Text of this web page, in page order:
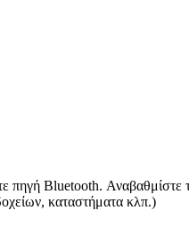
πηγή Bluetooth. Αναβαθμίστε
καταστήματα κλπ.)